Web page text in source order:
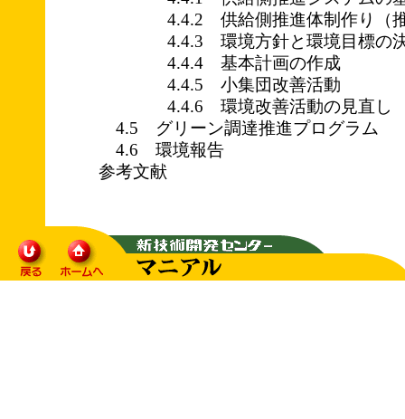
4.4.2 供給側推進体制作り（推
4.4.3 環境方針と環境目標の
4.4.4 基本計画の作成
4.4.5 小集団改善活動
4.4.6 環境改善活動の見直し
4.5 グリーン調達推進プログラム
4.6 環境報告
参考文献